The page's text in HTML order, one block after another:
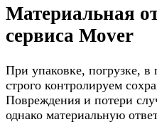
Материальная
сервиса Mover
При упаковке, погрузке, в
строго контролируем
Повреждения и потери
однако материальную